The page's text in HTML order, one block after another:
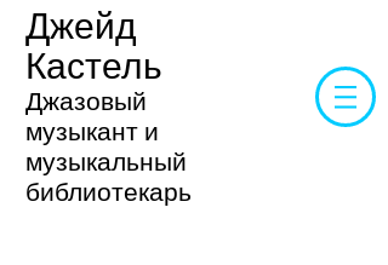
Джейд
Кастель
Джазовый
музыкант и
музыкальный
библиотекарь